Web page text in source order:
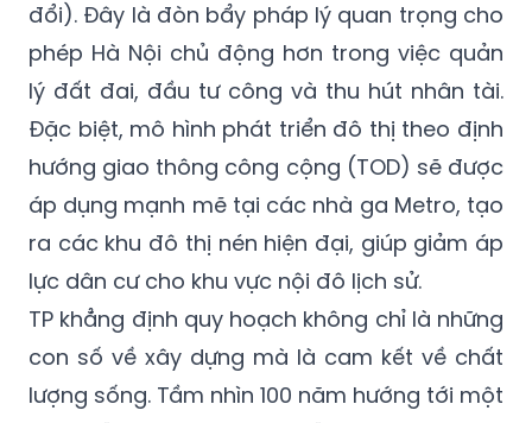
Đặc biệt, gắn liền với quy hoạch là việc triển
khai các cơ chế đặc thù từ Luật Thủ đô (sửa
đổi). Đây là đòn bẩy pháp lý quan trọng cho
phép Hà Nội chủ động hơn trong việc quản
lý đất đai, đầu tư công và thu hút nhân tài.
Đặc biệt, mô hình phát triển đô thị theo định
hướng giao thông công cộng (TOD) sẽ được
áp dụng mạnh mẽ tại các nhà ga Metro, tạo
ra các khu đô thị nén hiện đại, giúp giảm áp
lực dân cư cho khu vực nội đô lịch sử.
TP khẳng định quy hoạch không chỉ là những